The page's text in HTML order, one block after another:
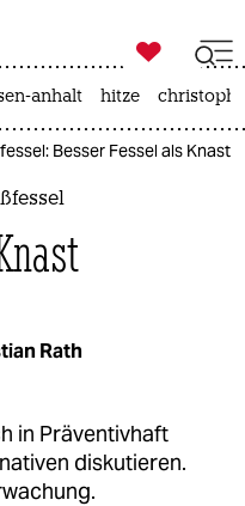

taz zahl ich
anhalt hitze
Besser Fessel als Knast
Rath
in Präventivhaft
diskutieren.